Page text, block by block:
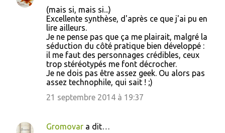
(mais si, mais si...)
Excellente synthèse, d'après ce que j'ai pu en
lire ailleurs.
Je ne pense pas que ça me plairait, malgré la
séduction du côté pratique bien développé :
il me faut des personnages crédibles, ceux
trop stéréotypés me font décrocher.
Je ne dois pas être assez geek. Ou alors pas
assez technophile, qui sait ! ;)
21 septembre 2014 à 19:37
Gromovar a dit…